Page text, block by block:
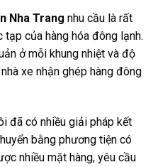
Nha Trang nhu cầu là rất
tạp của hàng hóa đông lạnh.
ở mỗi khung nhiệt và độ
xe nhận ghép hàng đông
đã có nhiều giải pháp kết
bằng phương tiện có
nhiều mặt hàng, yêu cầu